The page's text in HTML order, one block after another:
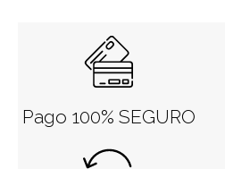
Pago 100% SEGURO